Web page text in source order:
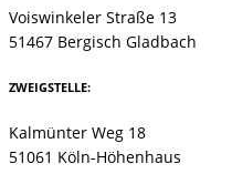
Voiswinkeler Straße 13
51467 Bergisch Gladbach
ZWEIGSTELLE:
Kalmünter Weg 18
51061 Köln-Höhenhaus